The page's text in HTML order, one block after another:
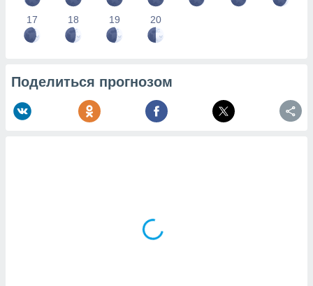
17 18 19 20
Поделиться прогнозом